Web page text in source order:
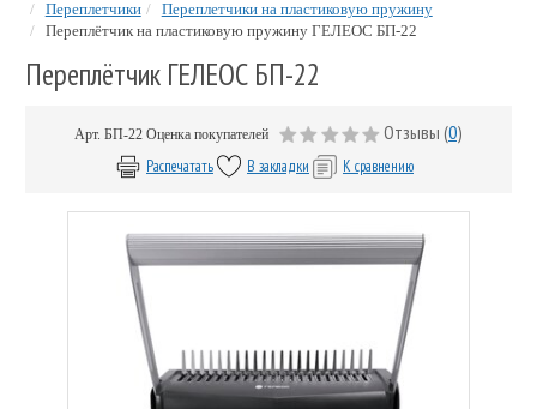
Переплетчики
Переплетчики на пластиковую пружину
Переплётчик на пластиковую пружину ГЕЛЕОС БП-22
Переплётчик ГЕЛЕОС БП-22
Арт. БП-22 Оценка покупателей Отзывы (0)
Распечатать В закладки К сравнению